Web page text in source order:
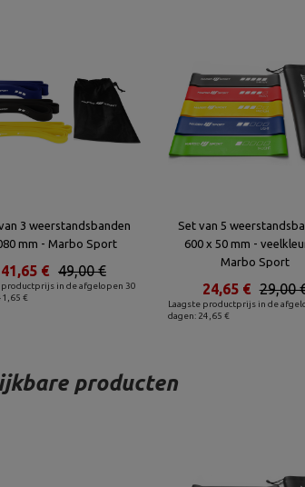
3 weerstandsbanden
mm - Marbo Sport
productprijs in de afgelopen 30
€
49,00 €
41,65 €
Set van 5
600 x 50 mm -
Marbo Sport
Laagste productprijs in de
dagen: 24,65 €
29,00
24,65 €
producten